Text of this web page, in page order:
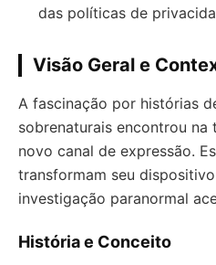
das políticas de
Visão Geral e
A fascinação por histórias
sobrenaturais encontrou na
novo canal de expressão.
transformam seu
investigação paranormal
História e Conceito